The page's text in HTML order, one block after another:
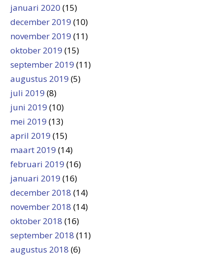
januari 2020 (15)
december 2019 (10)
november 2019 (11)
oktober 2019 (15)
september 2019 (11)
augustus 2019 (5)
juli 2019 (8)
juni 2019 (10)
mei 2019 (13)
april 2019 (15)
maart 2019 (14)
februari 2019 (16)
januari 2019 (16)
december 2018 (14)
november 2018 (14)
oktober 2018 (16)
september 2018 (11)
augustus 2018 (6)